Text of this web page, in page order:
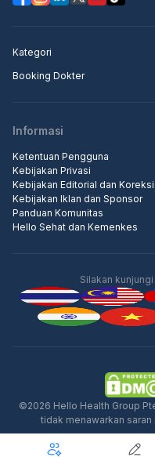
Kategori
Booking Dokter
Informasi
Ketentuan Pengguna
Kebijakan Privasi
Kebijakan Editorial dan Koreksi
Kebijakan Iklan dan Sponsor
Panduan Komunitas
Hello Sehat dan Kemenkes
Silakan
©2026 Hello Health Group
tidak menawarkan